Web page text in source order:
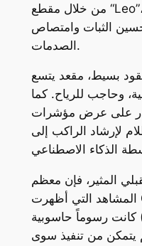
من خلال مقطع “Leo”، بينما تحوي الأرجل الخلفية
الثبات وامتصاص
الصدمات.
بسيط، مقعد يتسع
وحاجب للرياح. كما
على عرض مؤشرات
لإرشاد الراكب إلى
المثير، فإن معظم
المشاهد التي أظهرت Corleo وهو يتنقل بحرية
كانت رسوماً حاسوبية (CGI)، بينما النموذج الحقيقي
يتمكن من تنفيذ سوى